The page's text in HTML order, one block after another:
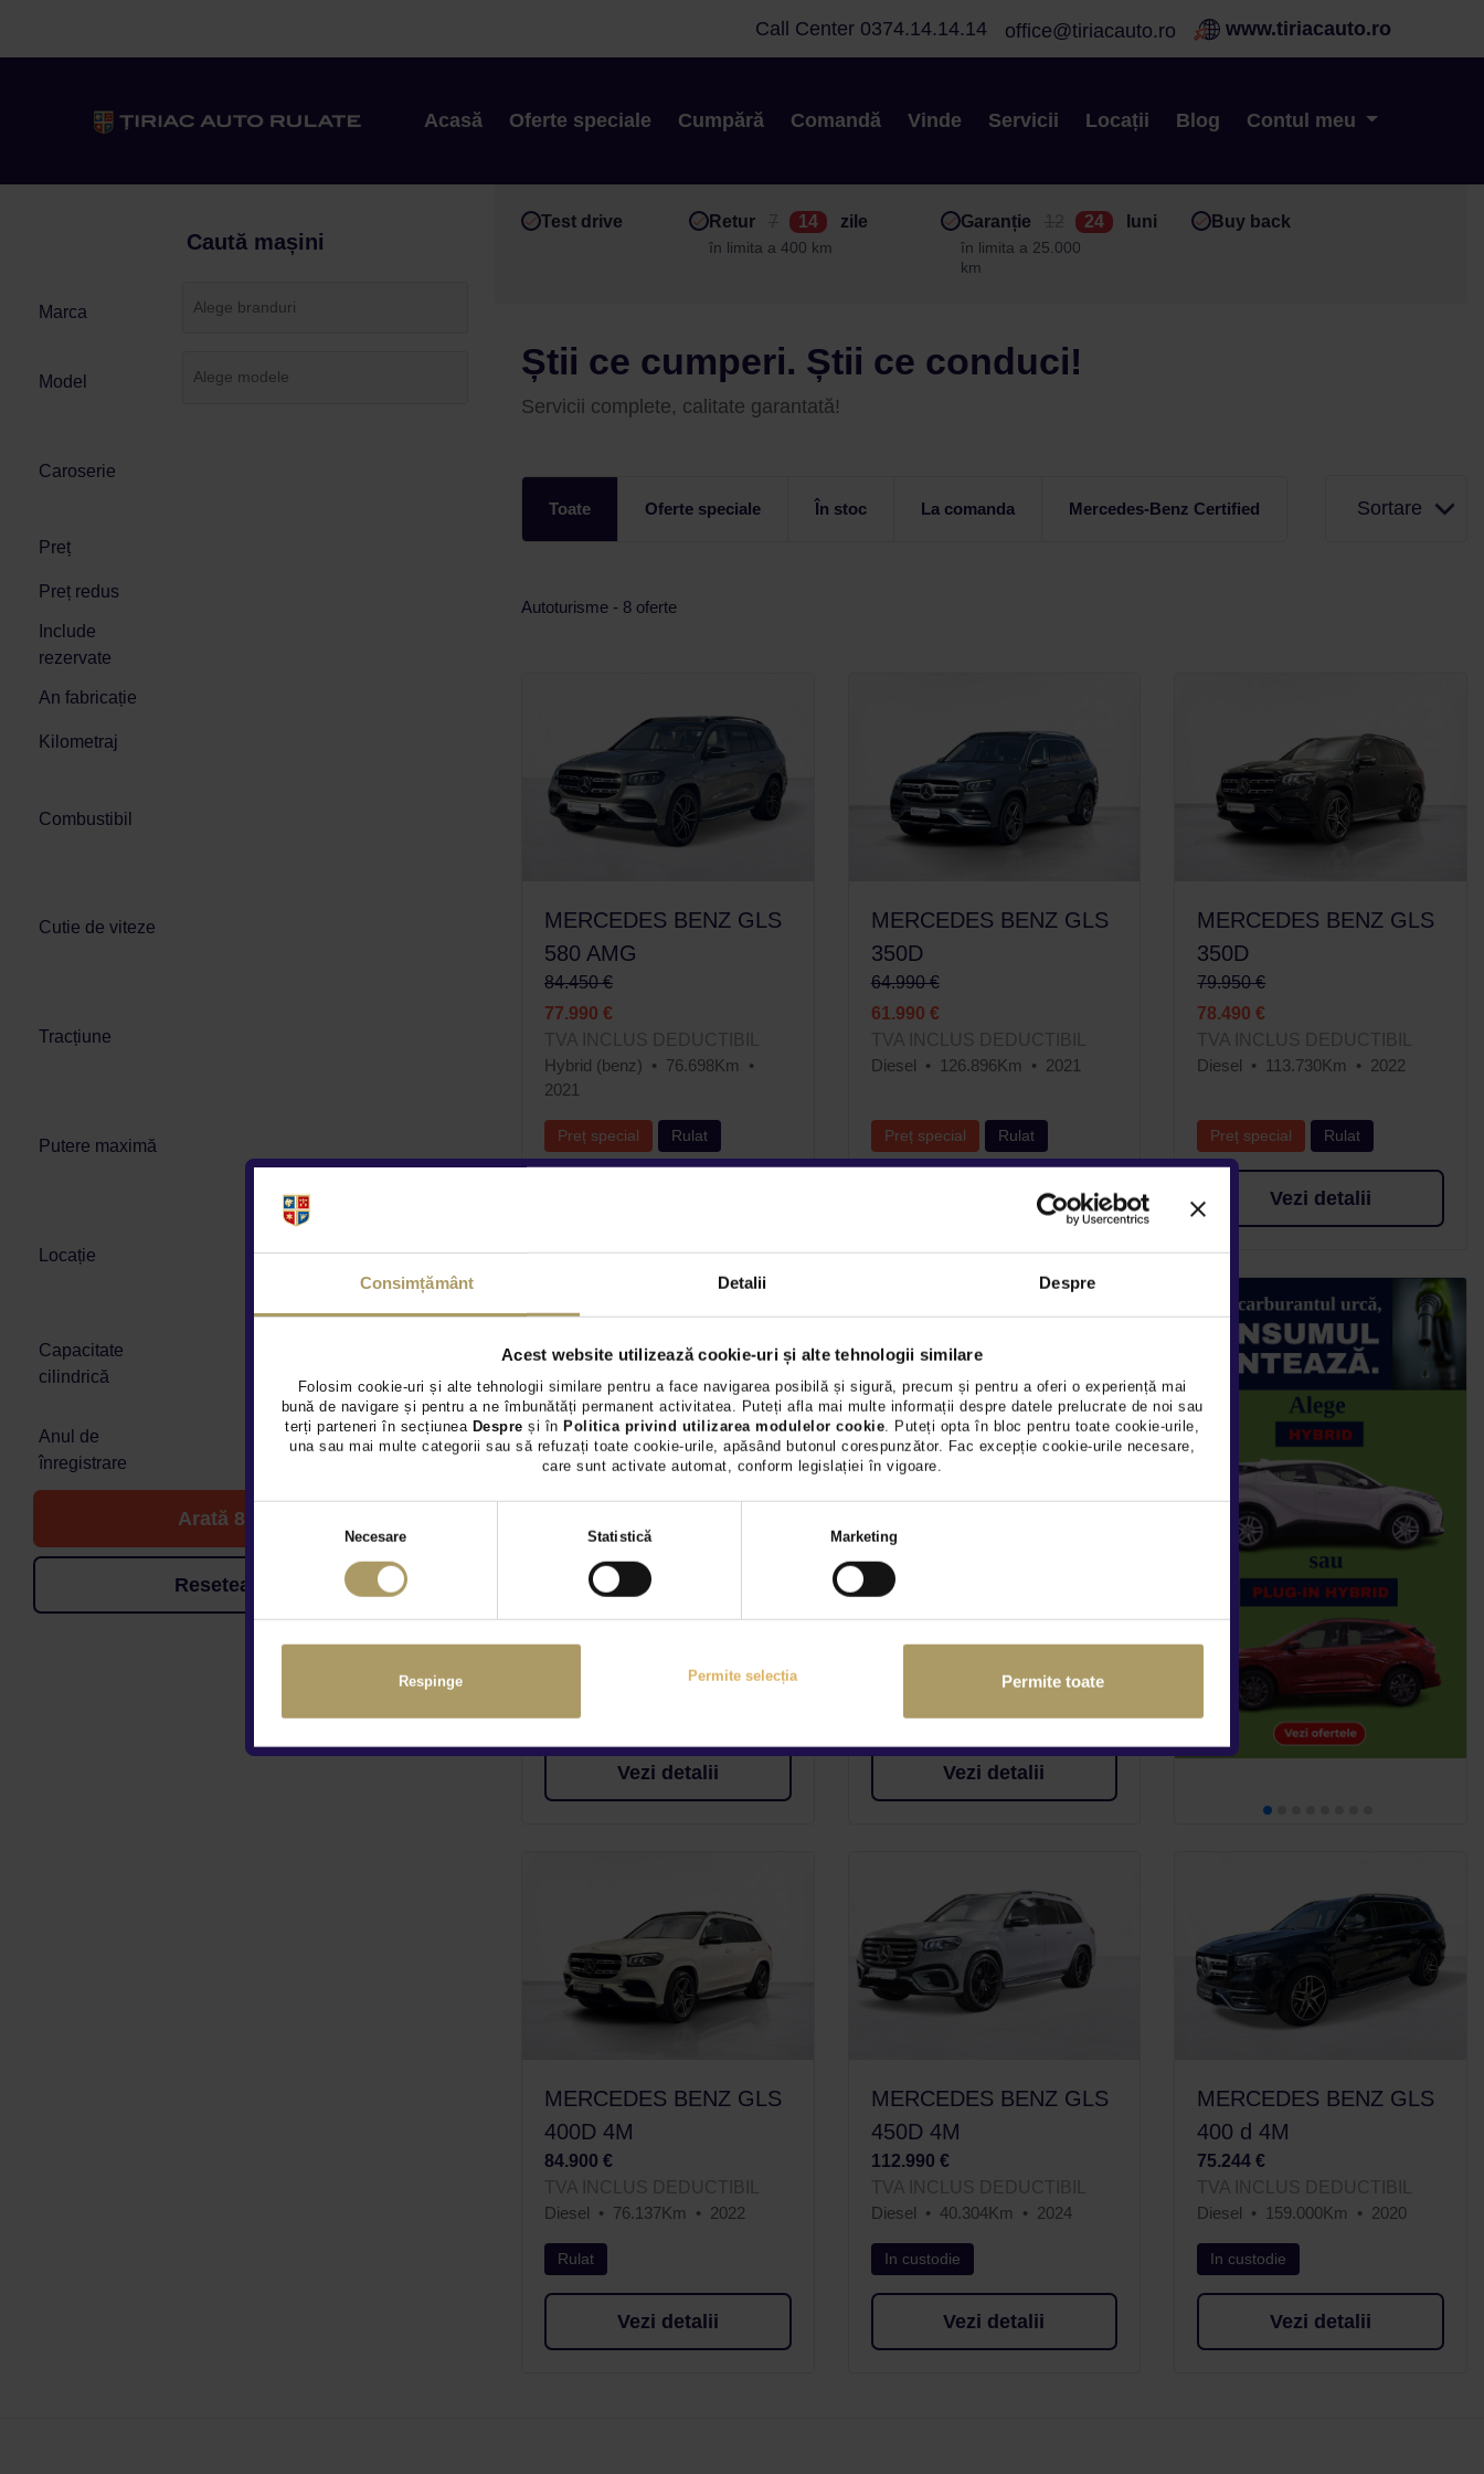
Consimțământ Detalii Despre
Acest website utilizează cookie-uri și alte tehnologii similare
Folosim cookie-uri și alte tehnologii similare pentru a face navigarea posibilă și sigură, precum și pentru a oferi o experiență mai
bună de navigare și pentru a ne îmbunătăți permanent activitatea. Puteți afla mai multe informații despre datele prelucrate de noi sau
terți parteneri în secțiunea Despre și în Politica privind utilizarea modulelor cookie. Puteți opta în bloc pentru toate cookie-urile,
una sau mai multe categorii sau să refuzați toate cookie-urile, apăsând butonul corespunzător. Fac excepție cookie-urile necesare,
care sunt activate automat, conform legislației în vigoare.
consimțământului
Necesare Statistică Marketing
Respinge Permite selecția Permite toate
Call Center 0374.14.14.14 office@tiriacauto.ro www.tiriacauto.ro
Acasă Oferte speciale Cumpără Comandă Vinde Servicii Locații Blog Contul meu
Caută mașini
Marca
Model
Caroserie
Preț
Preț redus
Include
rezervate
An fabricație
Kilometraj
Combustibil
Cutie de viteze
Tracțiune
Putere maximă
Locație
Capacitate
cilindrică
Anul de
înregistrare
Arată 8 de oferte
Resetează filtrele
Test drive Retur 14 zile
în limita a 400 km
Garanție 24 luni
în limita a 25.000
km
Buy back
Știi ce cumperi. Știi ce conduci!
Servicii complete, calitate garantată!
Toate Oferte speciale În stoc La comanda Mercedes-Benz Certified Sortare
Autoturisme - 8 oferte
MERCEDES BENZ GLS
580 AMG
84.450 €
77.990 €
TVA INCLUS DEDUCTIBIL
Hybrid (benz)
76.698Km
2021
Preț special Rulat
MERCEDES BENZ GLS
350D
64.990 €
61.990 €
TVA INCLUS DEDUCTIBIL
Diesel
126.896Km 2021
Preț special Rulat
Vezi detalii
MERCEDES BENZ GLS
350D
79.950 €
78.490 €
TVA INCLUS DEDUCTIBIL
Diesel
113.730Km 2022
Preț special Rulat
Vezi detalii
MERCEDES BENZ GLS
350D 4M
50.900 €
Diesel
Vezi detalii
MERCEDES BENZ GLS
450 D 4M
105.900 €
Hybrid (diesel)
10.125Km
Vezi detalii
MERCEDES BENZ GLS
400D 4M
84.900 €
TVA INCLUS DEDUCTIBIL
Diesel
76.137Km 2022
Rulat
Vezi detalii
MERCEDES BENZ GLS
450D 4M
112.990 €
TVA INCLUS DEDUCTIBIL
Diesel
40.304Km 2024
In custodie
Vezi detalii
MERCEDES BENZ GLS
400 d 4M
75.244 €
TVA INCLUS DEDUCTIBIL
Diesel
159.000Km 2020
In custodie
Vezi detalii